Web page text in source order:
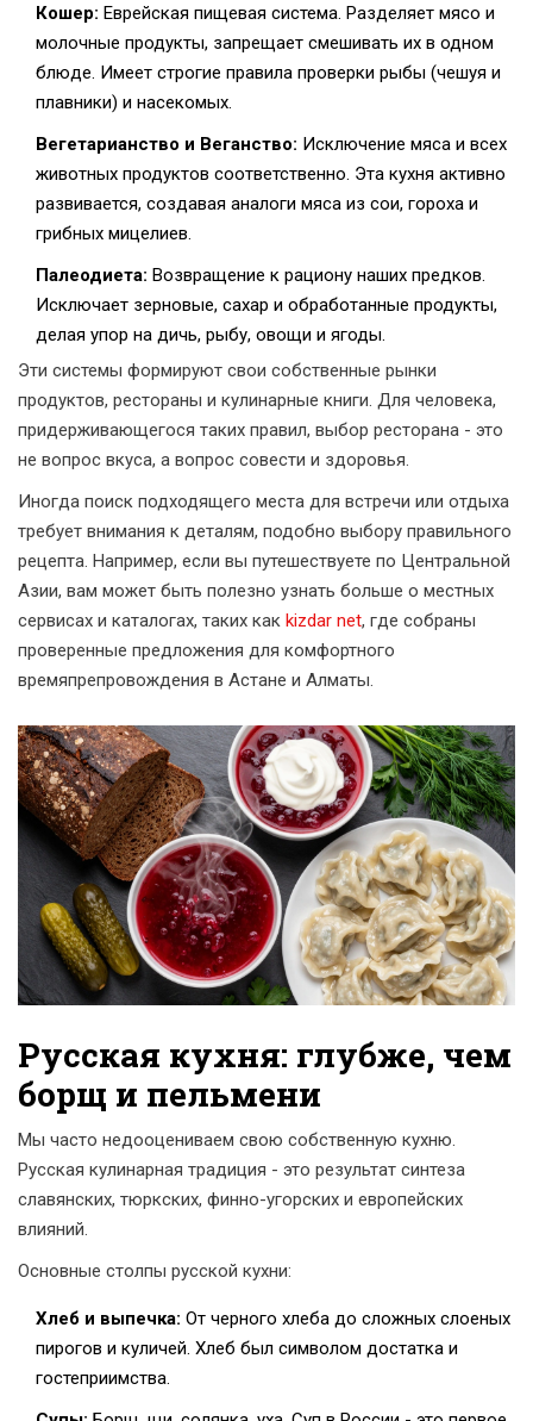
Кошер: Еврейская пищевая система. Разделяет мясо и
молочные продукты, запрещает смешивать их в одном
блюде. Имеет строгие правила проверки рыбы (чешуя и
плавники) и насекомых.
Вегетарианство и Веганство: Исключение мяса и всех
животных продуктов соответственно. Эта кухня активно
развивается, создавая аналоги мяса из сои, гороха и
грибных мицелиев.
Палеодиета: Возвращение к рациону наших предков.
Исключает зерновые, сахар и обработанные продукты,
делая упор на дичь, рыбу, овощи и ягоды.
Эти системы формируют свои собственные рынки
продуктов, рестораны и кулинарные книги. Для человека,
придерживающегося таких правил, выбор ресторана - это
не вопрос вкуса, а вопрос совести и здоровья.
Иногда поиск подходящего места для встречи или отдыха
требует внимания к деталям, подобно выбору правильного
рецепта. Например, если вы путешествуете по Центральной
Азии, вам может быть полезно узнать больше о местных
сервисах и каталогах, таких как kizdar net, где собраны
проверенные предложения для комфортного
времяпрепровождения в Астане и Алматы.
Русская кухня: глубже, чем
борщ и пельмени
Мы часто недооцениваем свою собственную кухню.
Русская кулинарная традиция - это результат синтеза
славянских, тюркских, финно-угорских и европейских
влияний.
Основные столпы русской кухни:
Хлеб и выпечка: От черного хлеба до сложных слоеных
пирогов и куличей. Хлеб был символом достатка и
гостеприимства.